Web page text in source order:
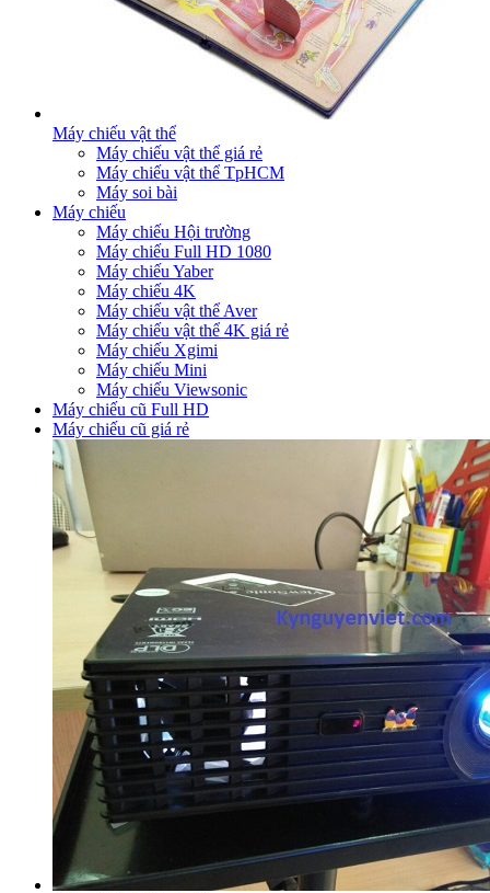
Máy chiếu vật thể
Máy chiếu vật thể giá rẻ
Máy chiếu vật thể TpHCM
Máy soi bài
Máy chiếu
Máy chiếu Hội trường
Máy chiếu Full HD 1080
Máy chiếu Yaber
Máy chiếu 4K
Máy chiếu vật thể Aver
Máy chiếu vật thể 4K giá rẻ
Máy chiếu Xgimi
Máy chiếu Mini
Máy chiếu Viewsonic
Máy chiếu cũ Full HD
Máy chiếu cũ giá rẻ